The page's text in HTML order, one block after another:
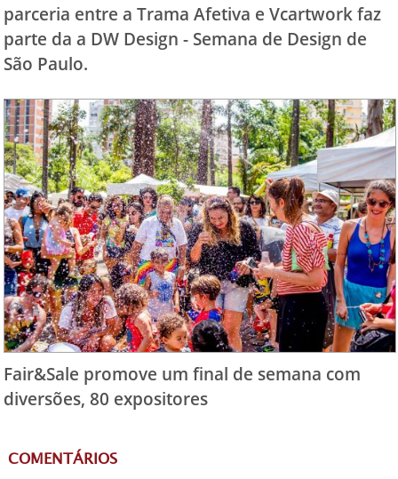
parceria entre a Trama Afetiva e Vcartwork faz
parte da a DW Design - Semana de Design de
São Paulo.
Fair&Sale promove um final de semana com
diversões, 80 expositores
COMENTÁRIOS